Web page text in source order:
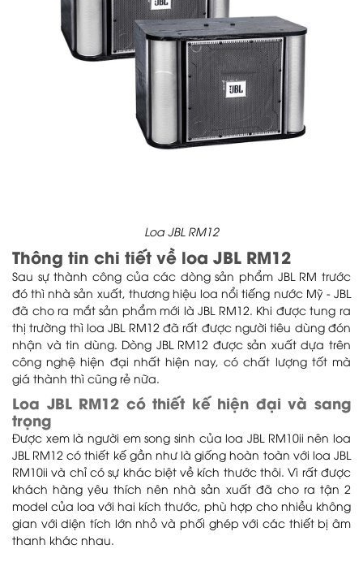
Loa JBL RM12
Thông tin chi tiết về loa JBL RM12
Sau sự thành công của các dòng sản phẩm JBL RM trước
đó thì nhà sản xuất, thương hiệu loa nổi tiếng nước Mỹ - JBL
đã cho ra mắt sản phẩm mới là JBL RM12. Khi được tung ra
thị trường thì loa JBL RM12 đã rất được người tiêu dùng đón
nhận và tin dùng. Dòng JBL RM12 được sản xuất dựa trên
công nghệ hiện đại nhất hiện nay, có chất lượng tốt mà
giá thành thì cũng rẻ nữa.
Loa JBL RM12 có thiết kế hiện đại và sang
trọng
Được xem là người em song sinh của loa JBL RM10ii nên loa
JBL RM12 có thiết kế gần như là giống hoàn toàn với loa JBL
RM10ii và chỉ có sự khác biệt về kích thước thôi. Vì rất được
khách hàng yêu thích nên nhà sản xuất đã cho ra tận 2
model của loa với hai kích thước, phù hợp cho nhiều không
gian với diện tích lớn nhỏ và phối ghép với các thiết bị âm
thanh khác nhau.